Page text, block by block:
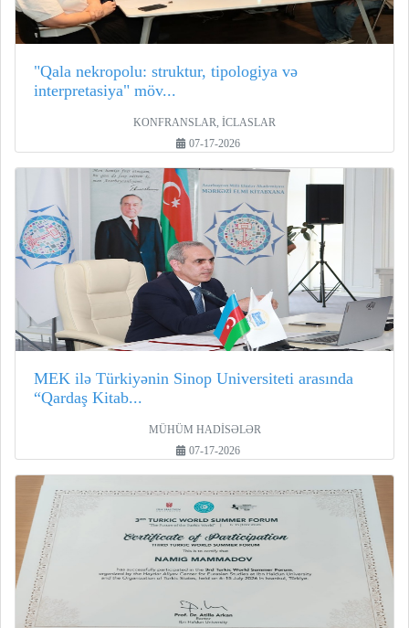
"Qala nekropolu: struktur, tipologiya və
interpretasiya" möv...
KONFRANSLAR, İCLASLAR
07-17-2026
MEK ilə Türkiyənin Sinop Universiteti arasında
“Qardaş Kitab...
MÜHÜM HADİSƏLƏR
07-17-2026